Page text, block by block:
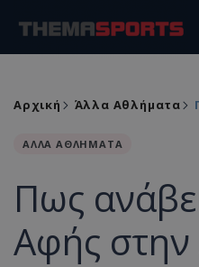
Αρχική Άλλα Αθλήματα
ΑΛΛΑ ΑΘΛΗΜΑΤΑ
Πως
Αφής